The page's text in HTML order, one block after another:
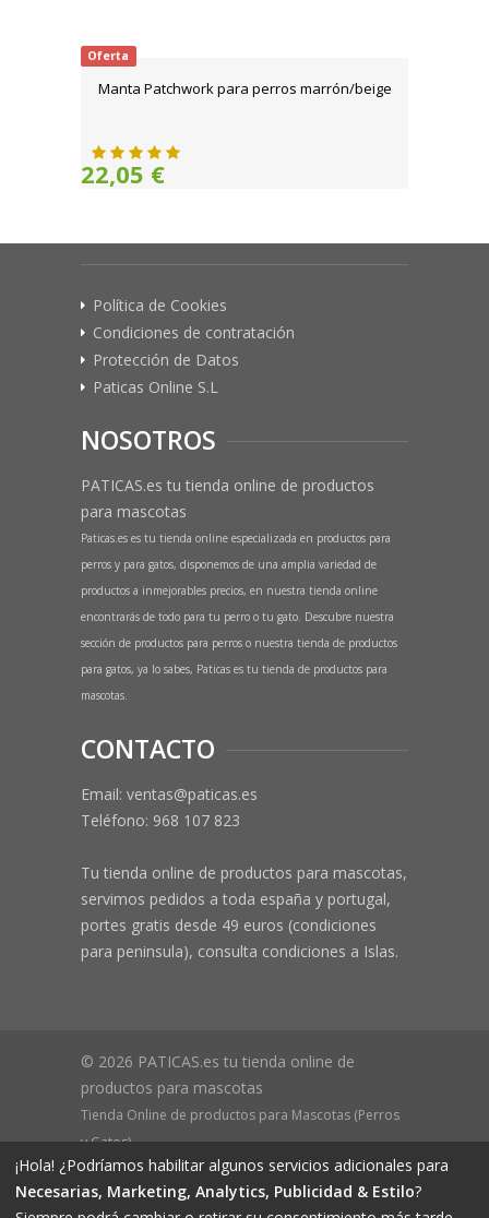
Oferta
Manta Patchwork para perros marrón/beige
22,05 €
Política de Cookies
Condiciones de contratación
Protección de Datos
Paticas Online S.L
NOSOTROS
PATICAS.es tu tienda online de productos
para mascotas
Paticas.es es tu tienda online especializada en productos para
perros y para gatos, disponemos de una amplia variedad de
productos a inmejorables precios, en nuestra tienda online
encontrarás de todo para tu perro o tu gato. Descubre nuestra
sección de productos para perros o nuestra tienda de productos
para gatos, ya lo sabes, Paticas es tu tienda de productos para
mascotas.
CONTACTO
Email: ventas@paticas.es
Teléfono: 968 107 823
Tu tienda online de productos para mascotas,
servimos pedidos a toda españa y portugal,
portes gratis desde 49 euros (condiciones
para peninsula), consulta condiciones a Islas.
© 2026 PATICAS.es tu tienda online de
productos para mascotas
Tienda Online de productos para Mascotas (Perros
y Gatos)
CIF B73648305 Domicilio: Av Monteazahar, 4 1º Izq,
30570, Beniaján (MURCIA) - ESPAÑA Inscrita en el
¡Hola! ¿Podríamos habilitar algunos servicios adicionales para
Necesarias, Marketing, Analytics, Publicidad & Estilo?